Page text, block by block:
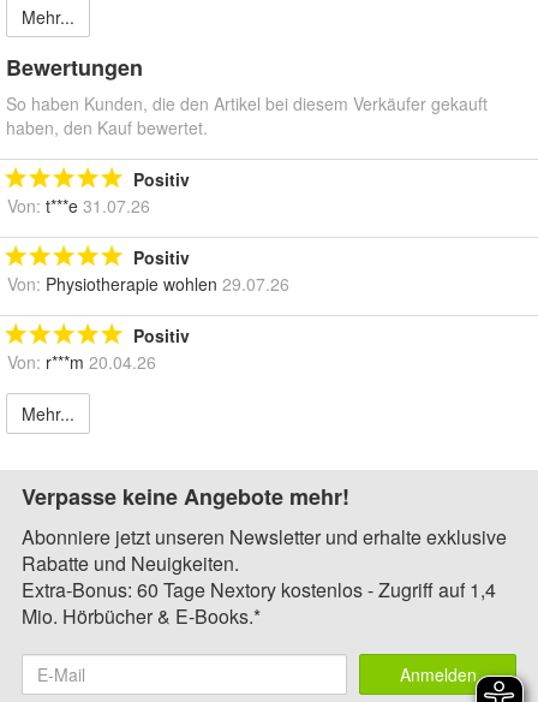
Mehr...
Bewertungen
So haben Kunden, die den Artikel bei diesem Verkäufer gekauft
haben, den Kauf bewertet.
Positiv
Von: t***e 31.07.26
Positiv
Von: Physiotherapie wohlen 29.07.26
Positiv
Von: r***m 20.04.26
Mehr...
Verpasse keine Angebote mehr!
Abonniere jetzt unseren Newsletter und erhalte exklusive
Rabatte und Neuigkeiten.
Extra-Bonus: 60 Tage Nextory kostenlos - Zugriff auf 1,4
Mio. Hörbücher & E-Books.*
Anmelden